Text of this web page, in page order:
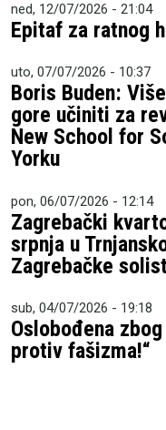
ned, 12/07/2026 - 21:04
Epitaf za ratnog
uto, 07/07/2026 - 10:37
Boris Buden:
gore učiniti za
New School for
Yorku
pon, 06/07/2026 - 12:14
Zagrebački
srpnja u
Zagrebačke
sub, 04/07/2026 - 19:18
Oslobođena
protiv fašizma!“